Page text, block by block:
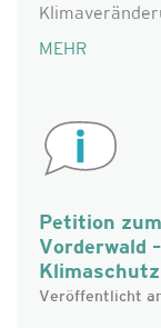
MEHR
Petition
Vorderwald
Veröffentlicht